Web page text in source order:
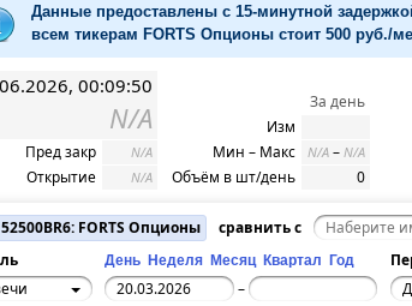
Данные предоставлены с 15-минутной
всем тикерам FORTS Опционы стоит 500 руб./
00:09:50
N/A
Пред закр N/A
Открытие N/A
За день
Изм
Мин – Макс
N/A – N/A
Объём в шт/день 0
FORTS Опционы
сравнить с
День Неделя Месяц Квартал Год
–